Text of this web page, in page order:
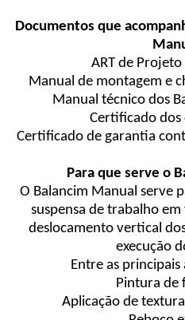
Documentos que
ART de
Manual de montagem e
Manual técnico dos
Certificado dos
Certificado de garantia
Para que serve o
O Balancim Manual serve
suspensa de trabalho
deslocamento vertical
execução
Entre as principais
Pintura de
Aplicação de